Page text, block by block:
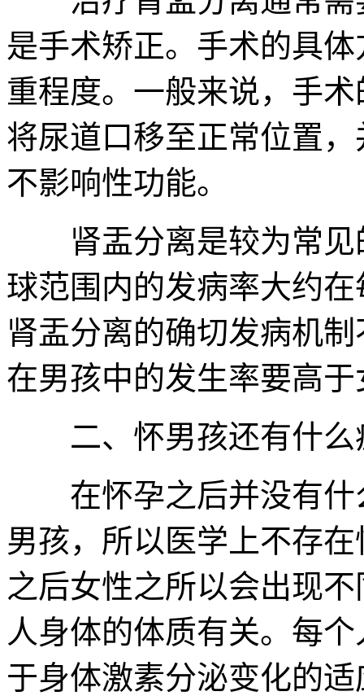
是手术矫正。手术的具
重程度。一般来说，手
将尿道口移至正常位置
不影响性功能。
肾盂分离是较为常见
球范围内的发病率大约
肾盂分离的确切发病机
在男孩中的发生率要高于
二、怀男孩还有什么
在怀孕之后并没有什
男孩，所以医学上不存
之后女性之所以会出现
人身体的体质有关。每
于身体激素分泌变化的